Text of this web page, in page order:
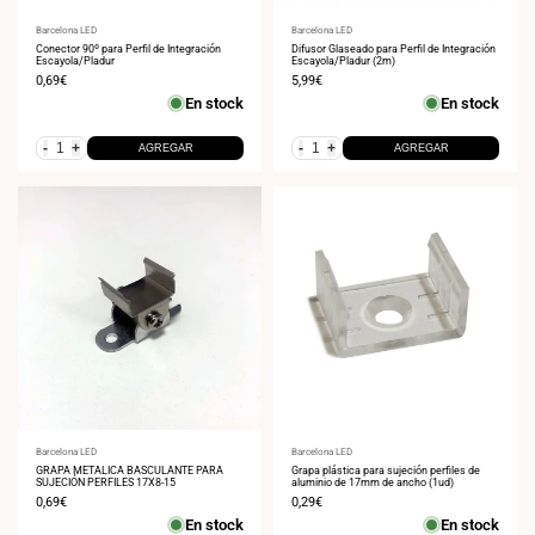
Proveedor:
Barcelona LED
Conector 90º para Perfil de Integración
Escayola/Pladur
Precio
0,69€
En stock
- + AGREGAR
Proveedor:
Barcelona LED
Difusor Glaseado para Perfil de Integración
Escayola/Pladur (2m)
Precio
5,99€
En stock
- + AGREGAR
Proveedor:
Barcelona LED
GRAPA METALICA BASCULANTE PARA
SUJECIÓN PERFILES 17X8-15
Precio
0,69€
En stock
Proveedor:
Barcelona LED
Grapa plástica para sujeción perfiles de
aluminio de 17mm de ancho (1ud)
Precio
0,29€
En stock